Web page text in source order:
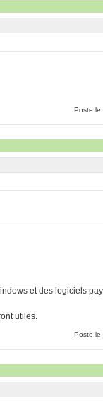
Poste le
et des logiciels
utiles.
Poste le